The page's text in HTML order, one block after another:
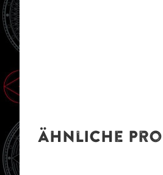
Ähnliche